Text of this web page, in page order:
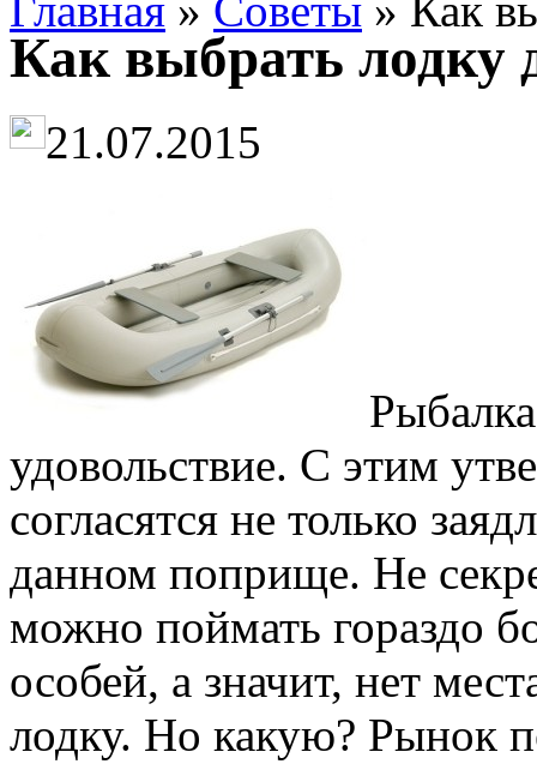
Как выбрать лодку
21.07.2015
удовольствие. С этим
согласятся не только
данном поприще. Не
можно поймать гораздо
особей, а значит, нет
лодку. Но какую? Рынок